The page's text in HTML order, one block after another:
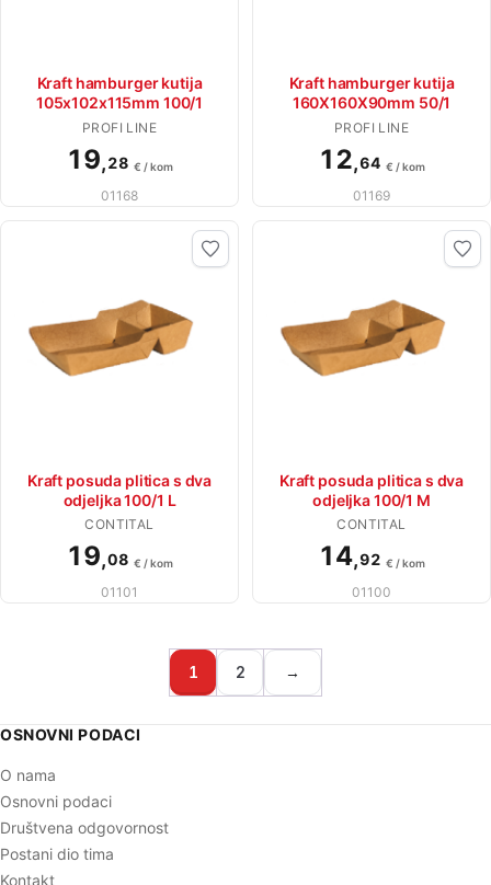
Kraft hamburger kutija
105x102x115mm 100/1
PROFI LINE
19,28 € / kom
01168
Kraft hamburger kutija
160X160X90mm 50/1
PROFI LINE
12,64 € / kom
01169
Kraft posuda plitica s dva
odjeljka 100/1 L
CONTITAL
19,08 € / kom
01101
Kraft posuda plitica s dva
odjeljka 100/1 M
CONTITAL
14,92 € / kom
01100
1 2 →
OSNOVNI PODACI
O nama
Osnovni podaci
Društvena odgovornost
Postani dio tima
Kontakt